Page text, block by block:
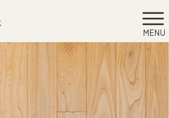
MENU